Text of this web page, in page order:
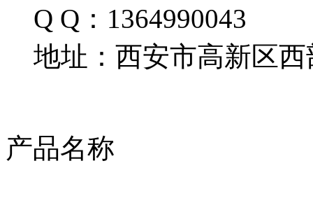
Q Q：1364990043
地址：西安市高新区西
产品名称